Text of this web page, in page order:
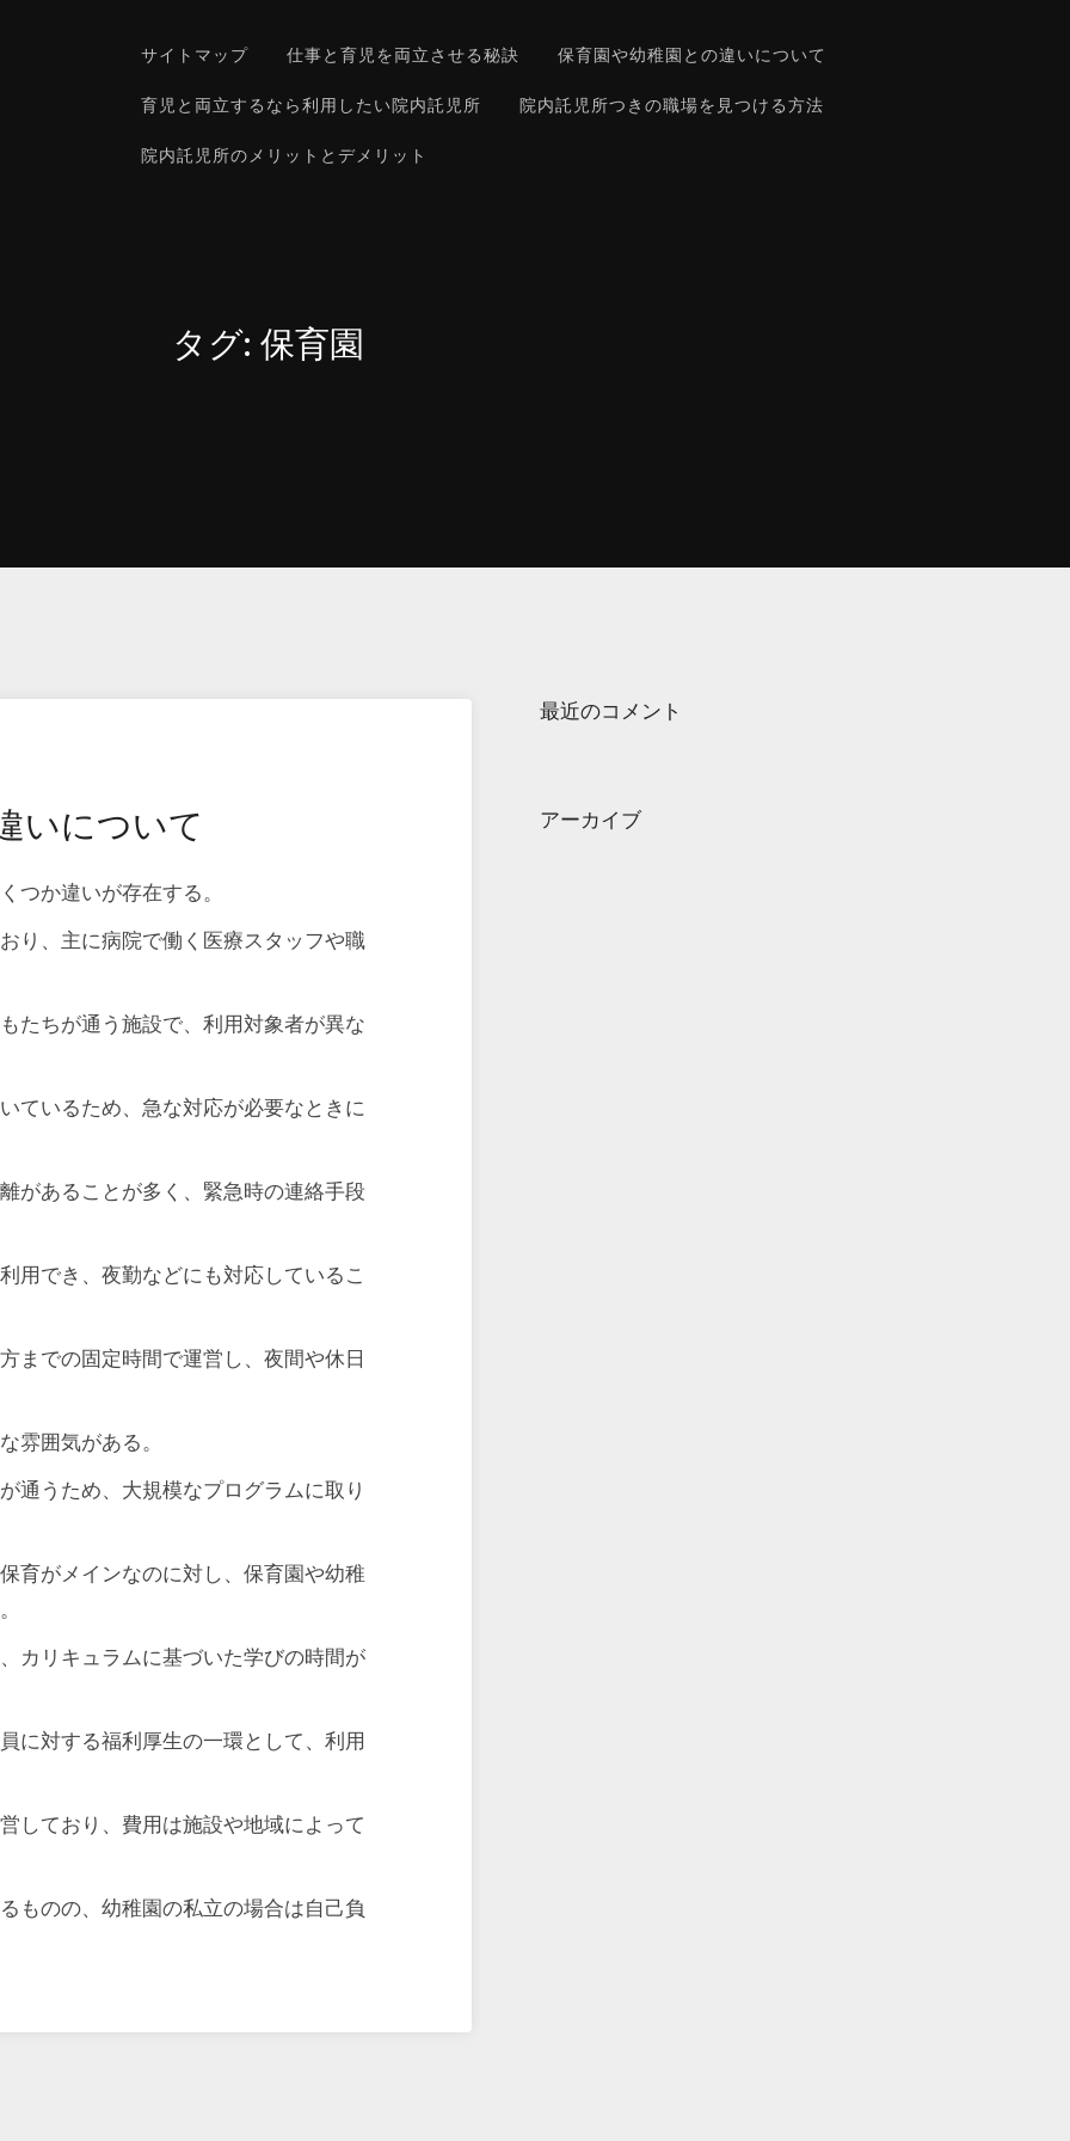
サイトマップ 仕事と育児を両立させる秘訣 保育園や幼稚園との違いについて
育児と両立するなら利用したい院内託児所 院内託児所つきの職場を見つける方法
院内託児所のメリットとデメリット
タグ: 保育園
いについて
つか違いが存在する。
り、主に病院で働く医療スタッフや職
たちが通う施設で、利用対象者が異な
ているため、急な対応が必要なときに
があることが多く、緊急時の連絡手段
用でき、夜勤などにも対応しているこ
までの固定時間で運営し、夜間や休日
雰囲気がある。
通うため、大規模なプログラムに取り
育がメインなのに対し、保育園や幼稚
カリキュラムに基づいた学びの時間が
に対する福利厚生の一環として、利用
しており、費用は施設や地域によって
ものの、幼稚園の私立の場合は自己負
最近のコメント
アーカイブ